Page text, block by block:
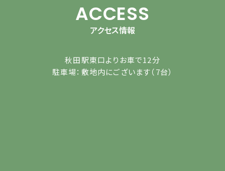
ACCESS
アクセス情報
秋田駅東口よりお車で12分
駐車場：敷地内にございます（7台）